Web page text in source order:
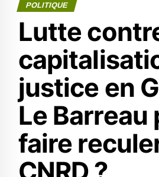
POLITIQUE
Lutte
justice en
Le
faire